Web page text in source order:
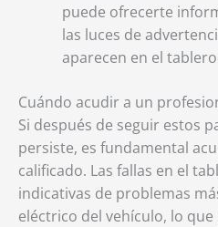
puede ofrecerte
las luces de
aparecen en el
Cuándo acudir a un
Si después de seguir estos
persiste, es fundamental
calificado. Las fallas en el
indicativas de problemas
eléctrico del vehículo, lo